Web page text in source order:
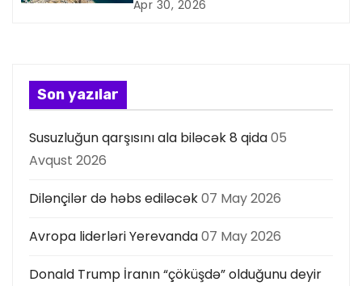
s
ı
Apr 30, 2026
Son yazılar
Susuzluğun qarşısını ala biləcək 8 qida05
Avqust 2026
Dilənçilər də həbs ediləcək07 May 2026
Avropa liderləri Yerevanda07 May 2026
Donald Trump İranın “çöküşdə” olduğunu deyir